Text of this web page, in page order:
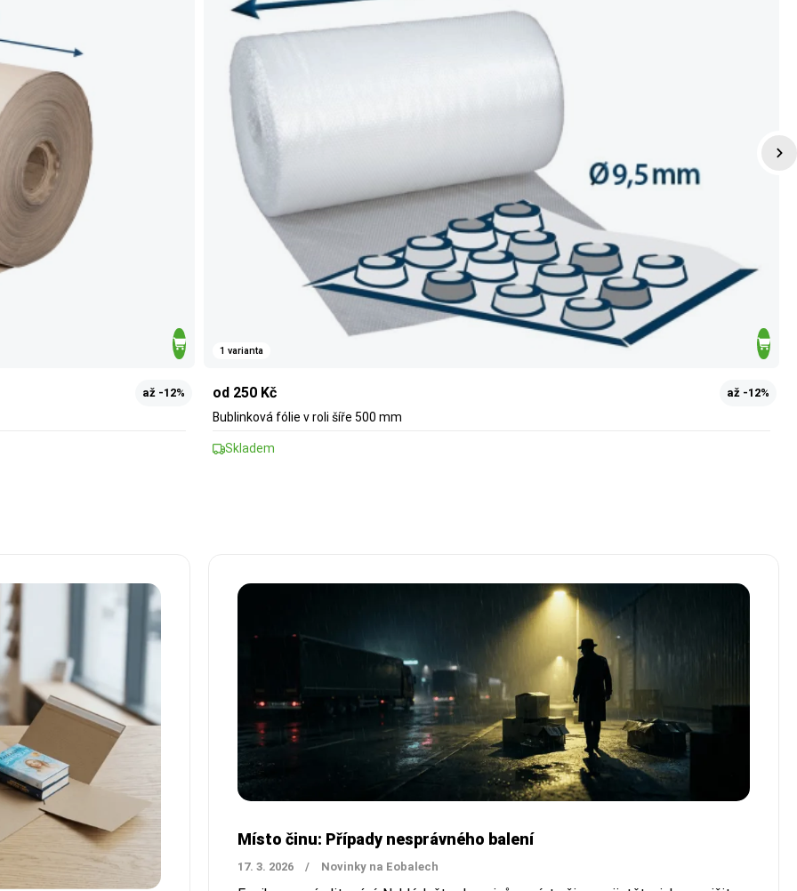
až -12%
1 varianta
od 250 Kč až -12%
Bublinková fólie v roli šíře 500 mm
Skladem
Místo činu: Případy nesprávného balení
17. 3. 2026 / Novinky na Eobalech